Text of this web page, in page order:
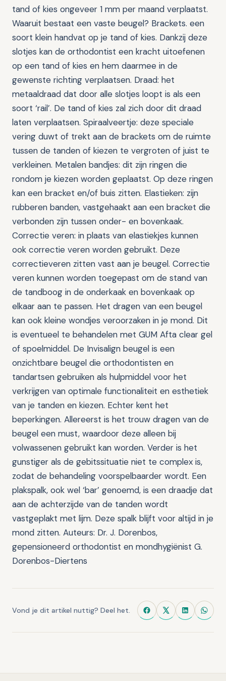
tand of kies ongeveer 1 mm per maand verplaatst.
Waaruit bestaat een vaste beugel? Brackets. een
soort klein handvat op je tand of kies. Dankzij deze
slotjes kan de orthodontist een kracht uitoefenen
op een tand of kies en hem daarmee in de
gewenste richting verplaatsen. Draad: het
metaaldraad dat door alle slotjes loopt is als een
soort ‘rail’. De tand of kies zal zich door dit draad
laten verplaatsen. Spiraalveertje: deze speciale
vering duwt of trekt aan de brackets om de ruimte
tussen de tanden of kiezen te vergroten of juist te
verkleinen. Metalen bandjes: dit zijn ringen die
rondom je kiezen worden geplaatst. Op deze ringen
kan een bracket en/of buis zitten. Elastieken: zijn
rubberen banden, vastgehaakt aan een bracket die
verbonden zijn tussen onder- en bovenkaak.
Correctie veren: in plaats van elastiekjes kunnen
ook correctie veren worden gebruikt. Deze
correctieveren zitten vast aan je beugel. Correctie
veren kunnen worden toegepast om de stand van
de tandboog in de onderkaak en bovenkaak op
elkaar aan te passen. Het dragen van een beugel
kan ook kleine wondjes veroorzaken in je mond. Dit
is eventueel te behandelen met GUM Afta clear gel
of spoelmiddel. De Invisalign beugel is een
onzichtbare beugel die orthodontisten en
tandartsen gebruiken als hulpmiddel voor het
verkrijgen van optimale functionaliteit en esthetiek
van je tanden en kiezen. Echter kent het
beperkingen. Allereerst is het trouw dragen van de
beugel een must, waardoor deze alleen bij
volwassenen gebruikt kan worden. Verder is het
gunstiger als de gebitssituatie niet te complex is,
zodat de behandeling voorspelbaarder wordt. Een
plakspalk, ook wel ‘bar’ genoemd, is een draadje dat
aan de achterzijde van de tanden wordt
vastgeplakt met lijm. Deze spalk blijft voor altijd in je
mond zitten. Auteurs: Dr. J. Dorenbos,
gepensioneerd orthodontist en mondhygiënist G.
Dorenbos-Diertens
Vond je dit artikel nuttig? Deel het.